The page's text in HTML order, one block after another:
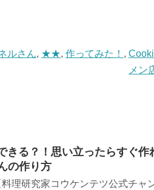
ルさん, ★★, 作ってみた！ ,
メン
きる？！思い立ったらすぐ作
の作り方
理研究家コウケンテツ公式チャ